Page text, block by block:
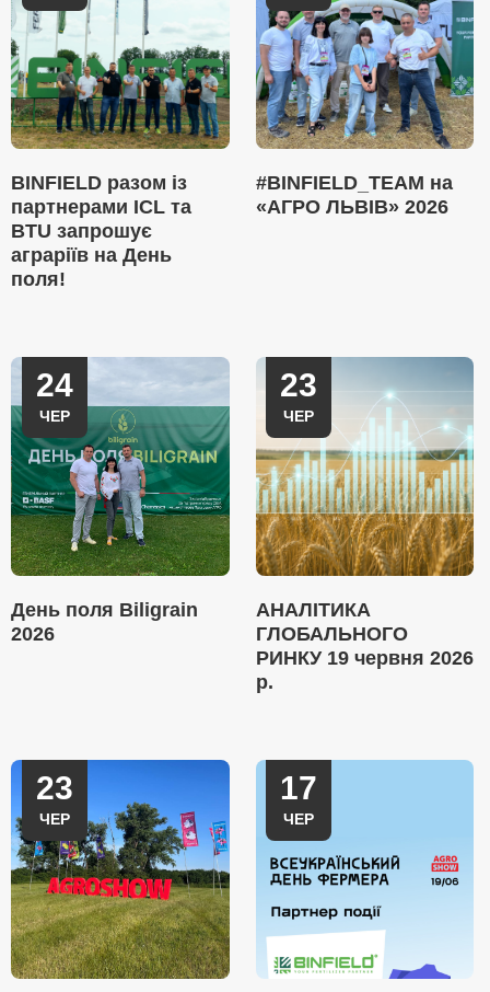
BINFIELD разом із
партнерами ICL та
BTU запрошує
аграріїв на День
поля!
#BINFIELD_TEAM на
«АГРО ЛЬВІВ» 2026
24
ЧЕР
День поля Biligrain
2026
23
ЧЕР
АНАЛІТИКА
ГЛОБАЛЬНОГО
РИНКУ 19 червня 2026
р.
23
ЧЕР
17
ЧЕР